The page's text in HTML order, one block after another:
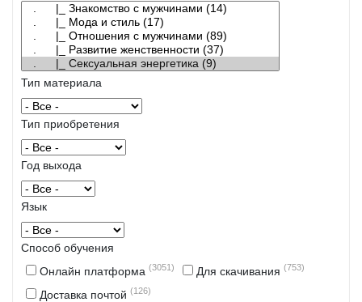
Тип материала
Тип приобретения
Год выхода
Язык
Способ обучения
Онлайн платформа (3051) Для скачивания (753)
Доставка почтой (126)